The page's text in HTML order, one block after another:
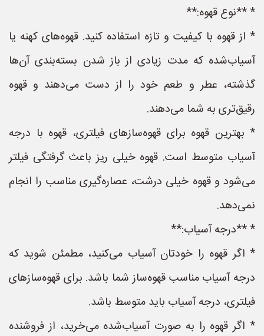
* **نوع قهوه:**
* از قهوه با کیفیت و تازه استفاده کنید. قهوه‌های کهنه یا
آسیاب‌شده که مدت زیادی از باز شدن بسته‌بندی آن‌ها
گذشته، عطر و طعم خود را از دست می‌دهند و قهوه
رقیق‌تری به شما می‌دهند.
* بهترین قهوه برای قهوه‌سازهای فیلتری، قهوه با درجه
آسیاب متوسط است. قهوه خیلی ریز باعث گرفتگی فیلتر
می‌شود و قهوه خیلی درشت، عصاره‌گیری مناسب را انجام
نمی‌دهد.
* **درجه آسیاب:**
* اگر قهوه را خودتان آسیاب می‌کنید، مطمئن شوید که
درجه آسیاب مناسب قهوه‌ساز شما باشد. برای قهوه‌سازهای
فیلتری، درجه آسیاب باید متوسط باشد.
* اگر قهوه را به صورت آسیاب‌شده می‌خرید، از فروشنده